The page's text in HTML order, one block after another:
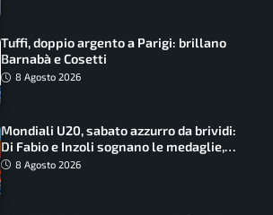
Tuffi, doppio argento a Parigi: brillano
Barnabà e Cosetti
8 Agosto 2026
Mondiali U20, sabato azzurro da brividi:
Di Fabio e Inzoli sognano le medaglie,
Castellani e Succo in finale
8 Agosto 2026